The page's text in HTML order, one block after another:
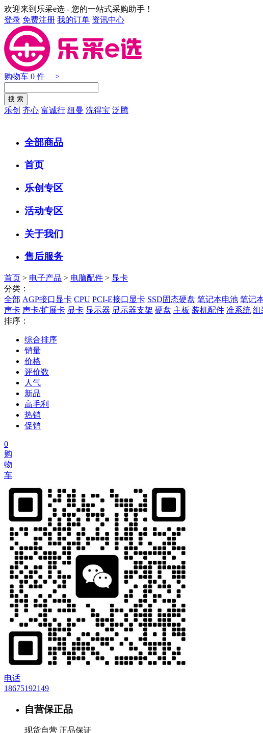
欢迎来到乐采e选 - 您的一站式采购助手！
登录 免费注册 我的订单 资讯中心
购物车 0 件 >
乐创 齐心 富诚行 纽曼 洗得宝 泛腾
全部商品
首页
乐创专区
活动专区
关于我们
售后服务
首页 > 电子产品 > 电脑配件 > 显卡
分类：
全部 AGP接口显卡 CPU PCI-E接口显卡 SSD固态硬盘 笔记本电池 笔记
声卡 声卡/扩展卡 显卡 显示器 显示器支架 硬盘 主板 装机配件 准系统 组
排序：
综合排序
销量
价格
评价数
人气
新品
高毛利
热销
促销
0
购
物
车
电话
18675192149
自营保正品
现货自营 正品保证